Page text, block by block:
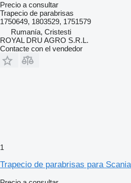
Precio a consultar
Trapecio de parabrisas
1750649, 1803529, 1751579
Rumanía, Cristesti
ROYAL DRU AGRO S.R.L.
Contacte con el vendedor
1
Trapecio de parabrisas para